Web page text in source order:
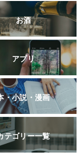
お酒
アプリ
・小説・漫画
テゴリー一覧